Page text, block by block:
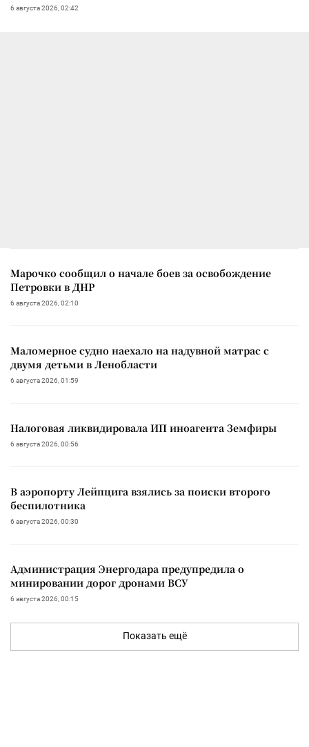
6 августа 2026, 02:42
Марочко сообщил о начале боев за освобождение
Петровки в ДНР
6 августа 2026, 02:10
Маломерное судно наехало на надувной матрас с
двумя детьми в Ленобласти
6 августа 2026, 01:59
Налоговая ликвидировала ИП иноагента Земфиры
6 августа 2026, 00:56
В аэропорту Лейпцига взялись за поиски второго
беспилотника
6 августа 2026, 00:30
Администрация Энергодара предупредила о
минировании дорог дронами ВСУ
6 августа 2026, 00:15
Показать ещё